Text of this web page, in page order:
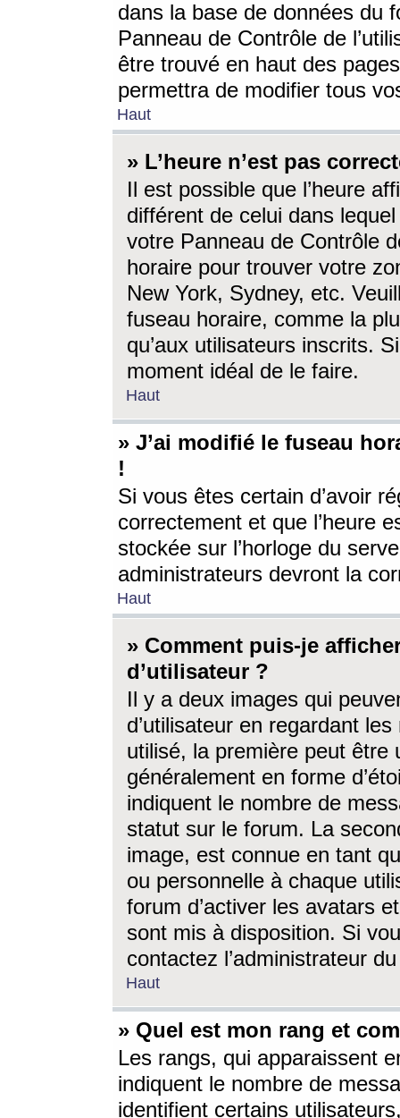
dans la base de données du
Panneau de Contrôle de
être trouvé en haut des
permettra de modifier tous
Haut
» L’heure n’est pas
Il est possible que l’heure
différent de celui dans
votre Panneau de Contrôle
horaire pour trouver votre
New York, Sydney, etc.
fuseau horaire, comme la
qu’aux utilisateurs inscrits.
moment idéal de le faire.
Haut
» J’ai modifié le fuseau
!
Si vous êtes certain d’avoir
correctement et que l’heure
stockée sur l’horloge du
administrateurs devront la
Haut
» Comment puis-je
d’utilisateur ?
Il y a deux images qui
d’utilisateur en regardant
utilisé, la première peut être
généralement en forme
indiquent le nombre de
statut sur le forum. La
image, est connue en tant
ou personnelle à chaque
forum d’activer les avatars
sont mis à disposition. Si
contactez l’administrateur
Haut
» Quel est mon rang et
Les rangs, qui apparaissent
indiquent le nombre de
identifient certains